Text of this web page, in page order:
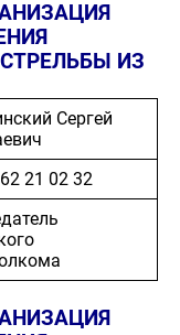
ИЗ
Сергей
21 02 32